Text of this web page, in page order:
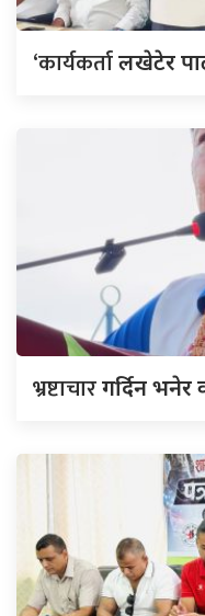
‘कार्यकर्तालखेटेर
भ्रष्टाचारगर्दिन